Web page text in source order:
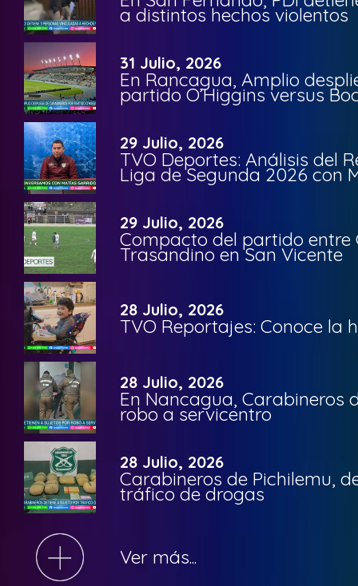
a distintos hechos violentos
31 Julio, 2026
En Rancagua, Amplio
partido O’Higgins versus
29 Julio, 2026
TVO Deportes: Análisis del
Liga de Segunda 2026 con
29 Julio, 2026
Compacto del partido entre
Trasandino en San Vicente
28 Julio, 2026
TVO Reportajes: Conoce la
28 Julio, 2026
En Nancagua, Carabineros
robo a servicentro
28 Julio, 2026
Carabineros de Pichilemu,
tráfico de drogas
Ver más...